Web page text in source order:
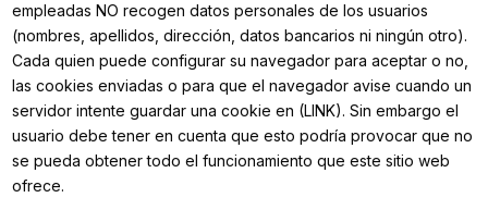
empleadas NO recogen datos personales de los usuarios
(nombres, apellidos, dirección, datos bancarios ni ningún otro).
Cada quien puede configurar su navegador para aceptar o no,
las cookies enviadas o para que el navegador avise cuando un
servidor intente guardar una cookie en (LINK). Sin embargo el
usuario debe tener en cuenta que esto podría provocar que no
se pueda obtener todo el funcionamiento que este sitio web
ofrece.